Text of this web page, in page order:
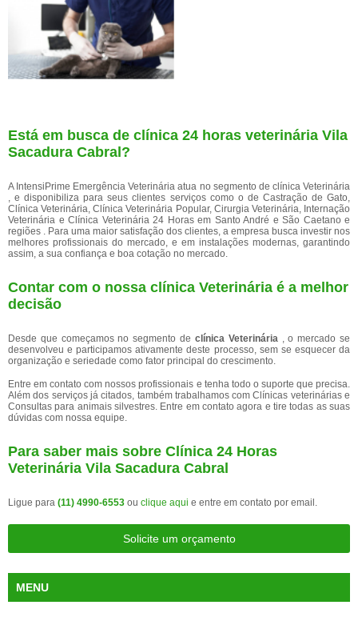
Está em busca de clínica 24 horas veterinária Vila
Sacadura Cabral?
A IntensiPrime Emergência Veterinária atua no segmento de clínica Veterinária
, e disponibiliza para seus clientes serviços como o de Castração de Gato,
Clínica Veterinária, Clínica Veterinária Popular, Cirurgia Veterinária, Internação
Veterinária e Clínica Veterinária 24 Horas em Santo André e São Caetano e
regiões . Para uma maior satisfação dos clientes, a empresa busca investir nos
melhores profissionais do mercado, e em instalações modernas, garantindo
assim, a sua confiança e boa cotação no mercado.
Contar com o nossa clínica Veterinária é a melhor
decisão
Desde que começamos no segmento de clínica Veterinária , o mercado se
desenvolveu e participamos ativamente deste processo, sem se esquecer da
organização e seriedade como fator principal do crescimento.
Entre em contato com nossos profissionais e tenha todo o suporte que precisa.
Além dos serviços já citados, também trabalhamos com Clínicas veterinárias e
Consultas para animais silvestres. Entre em contato agora e tire todas as suas
dúvidas com nossa equipe.
Para saber mais sobre Clínica 24 Horas
Veterinária Vila Sacadura Cabral
Ligue para (11) 4990-6553 ou clique aqui e entre em contato por email.
Solicite um orçamento
MENU